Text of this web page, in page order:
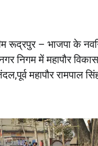
रूद्रपुर – भाजपा के
निगम में महापौर विकास
महापौर रामपाल